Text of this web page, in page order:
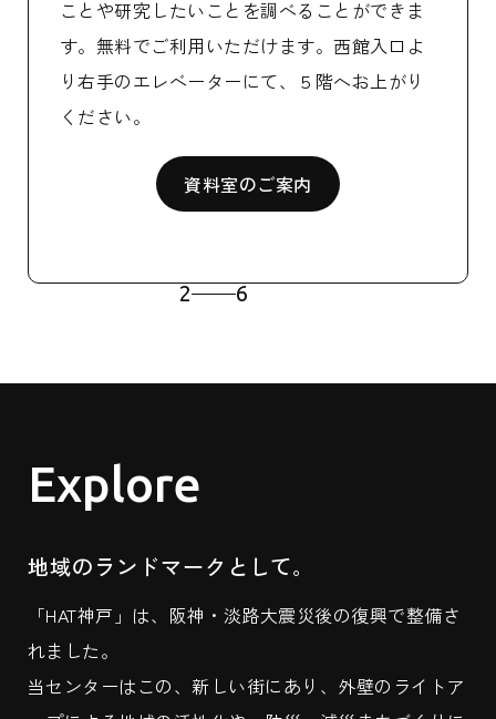
体の防災担当職員など災害対策実務の中核を
担う人材を育成し、国・自治体・住民の自
助・共助・公助を目指す。
3 6
Explore
地域のランドマークとして。
「HAT神戸」は、阪神・淡路大震災後の復興で整備さ
れました。
当センターはこの、新しい街にあり、外壁のライトア